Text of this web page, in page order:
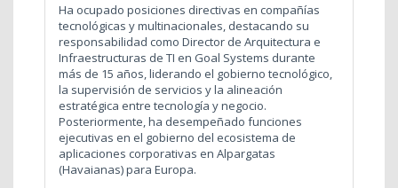
Ha ocupado posiciones directivas en compañías
tecnológicas y multinacionales, destacando su
responsabilidad como Director de Arquitectura e
Infraestructuras de TI en Goal Systems durante
más de 15 años, liderando el gobierno tecnológico,
la supervisión de servicios y la alineación
estratégica entre tecnología y negocio.
Posteriormente, ha desempeñado funciones
ejecutivas en el gobierno del ecosistema de
aplicaciones corporativas en Alpargatas
(Havaianas) para Europa.